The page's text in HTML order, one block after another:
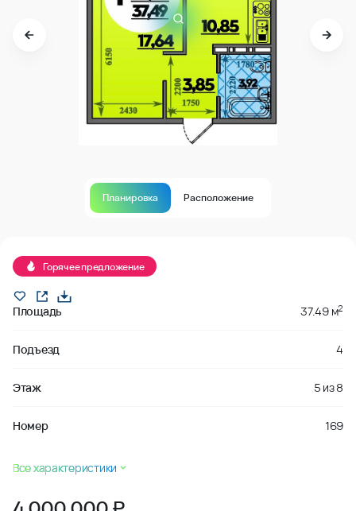
Планировка Расположение
Горячее предложение
Площадь 37.49 м2
Подъезд 4
Этаж 5 из8
Номер 169
Все характеристики